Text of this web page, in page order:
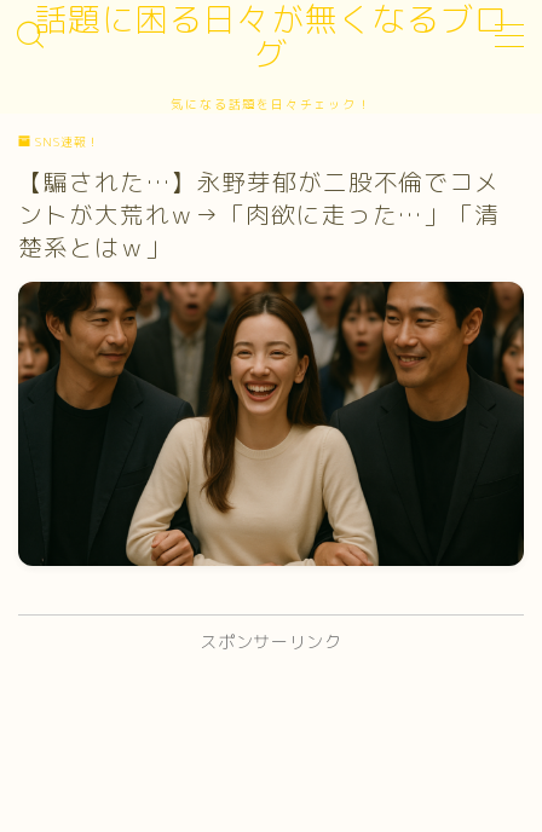
話題に困る日々が無くなるブロ
グ
気になる話題を日々チェック！
サイトマップ
デモプリセット記事 #3
プライバシーポリシー
プライバシーポリシー
プロフィール
利用規約／特定商取引法に基づく表記
有料記事の決済完了ページ
運営者情報
SNS速報！
【騙された…】永野芽郁が二股不倫でコメ
ントが大荒れｗ→「肉欲に走った…」「清
楚系とはｗ」
スポンサーリンク